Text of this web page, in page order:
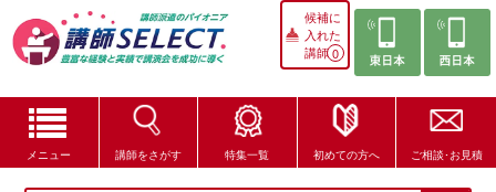
候補に
入れた
講師0
メニュー 講師をさがす 特集一覧 初めての方へ ご相談･お見積